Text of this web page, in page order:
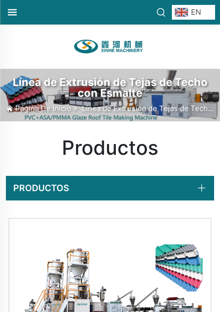
EN
Línea de Extrusión de Tejas de Techo
con Esmalte
Página De Inicio>Línea de Extrusión de Tejas de Techo con Esmalte
Productos
PRODUCTOS